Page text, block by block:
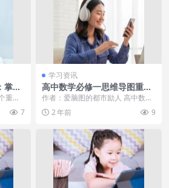
掌握
果
重要
业
7
学习资讯
高中数学必修一思维导图重点
整理！高清专业数学脑图分
文遭无情拒绝，红姐回应:不会
作者：爱脑图的都市励人 高中数学
必修一书本重点有哪些？高中数学
必修一思维导图怎么...
2 年前 9